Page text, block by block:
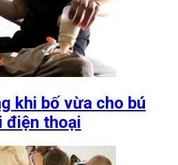
khi bố vừa cho bú
điện thoại